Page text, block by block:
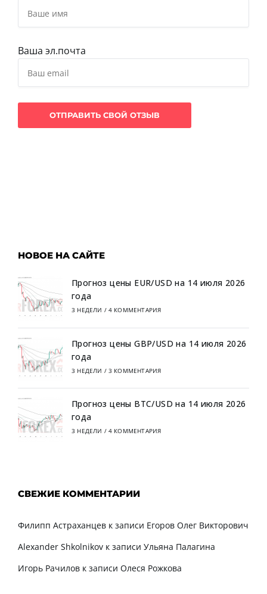
Ваша эл.почта
НОВОЕ НА САЙТЕ
Прогноз цены EUR/USD на 14 июля 2026
года
3 НЕДЕЛИ / 4 КОММЕНТАРИЯ
Прогноз цены GBP/USD на 14 июля 2026
года
3 НЕДЕЛИ / 3 КОММЕНТАРИЯ
Прогноз цены BTC/USD на 14 июля 2026
года
3 НЕДЕЛИ / 4 КОММЕНТАРИЯ
СВЕЖИЕ КОММЕНТАРИИ
Филипп Астраханцев к записи Егоров Олег Викторович
Alexander Shkolnikov к записи Ульяна Палагина
Игорь Рачилов к записи Олеся Рожкова